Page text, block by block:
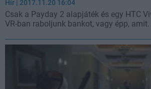
Hír | 2017.11.20 16:04
Csak a Payday 2 alapjáték és egy HTC
VR-ban raboljunk bankot, vagy épp, amit.